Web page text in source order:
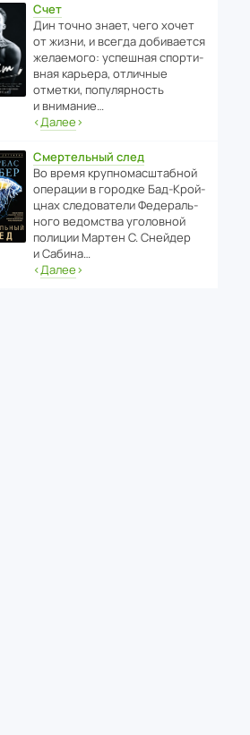
Счет
Дин точно знает, чего хочет
от жизни, и всегда доби­ва­ется
жела­е­мого: успе­шная спор­ти­
вная карьера, отли­чные
отметки, попу­ля­р­ность
и внимание…
‹Далее›
Смертельный след
Во время круп­но­мас­ш­та­бной
операции в городке Бад‑Крой­
цнах следо­ва­тели Феде­раль­
ного ведомства уголо­вной
полиции Мартен С. Снейдер
и Сабина…
‹Далее›